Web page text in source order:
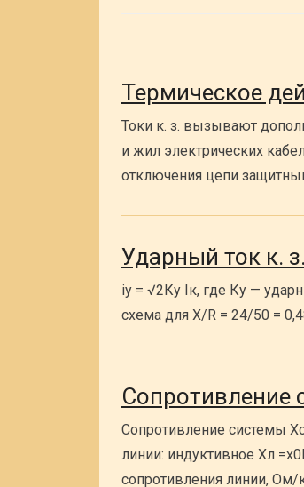
Термическое
Токи к. з. вызывают
и жил электрических
отключения цепи
Ударный ток к. з.
iy = √2Ку Iк, где Ку —
схема для X/R = 24/50 =
Сопротивление
Сопротивление системы
линии: индуктивное Хл
сопротивления линии, Ом/